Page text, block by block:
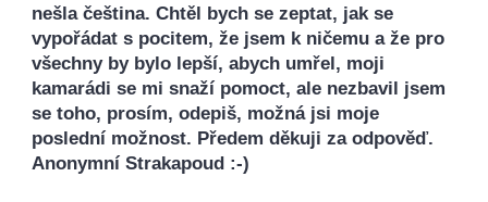
nešla čeština. Chtěl bych se zeptat, jak se
vypořádat s pocitem, že jsem k ničemu a že pro
všechny by bylo lepší, abych umřel, moji
kamarádi se mi snaží pomoct, ale nezbavil jsem
se toho, prosím, odepiš, možná jsi moje
poslední možnost. Předem děkuji za odpověď.
Anonymní Strakapoud :-)